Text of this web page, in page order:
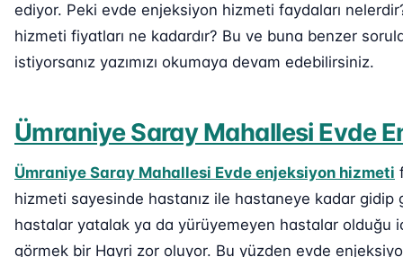
ediyor. Peki evde enjeksiyon hizmeti faydaları
hizmeti fiyatları ne kadardır? Bu ve buna benzer
istiyorsanız yazımızı okumaya devam edebilirsiniz.
Ümraniye Saray Mahallesi Evde
Ümraniye Saray Mahallesi Evde enjeksiyon hizmeti
hizmeti sayesinde hastanız ile hastaneye kadar gidip
hastalar yatalak ya da yürüyemeyen hastalar olduğu
görmek bir Hayri zor oluyor. Bu yüzden evde